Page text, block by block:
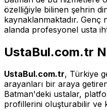
özelliğiyle bilinen şehrin
kaynaklanmaktadır.
alanda profesyonel usta
UstaBul.com.tr
UstaBul.com.tr, Türkiye
arayanları bir araya
Batman'deki ustalar,
profillerini oluşturabilir ve